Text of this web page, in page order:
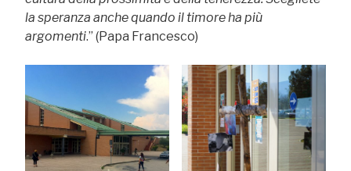
la speranza anche quando il timore ha più
argomenti.” (Papa Francesco)